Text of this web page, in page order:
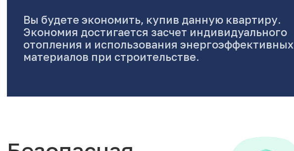
Вы будете экономить, купив данную квартиру.
Экономия достигается засчет индивидуального
отопления и использования энергоэффективных
материалов при строительстве.